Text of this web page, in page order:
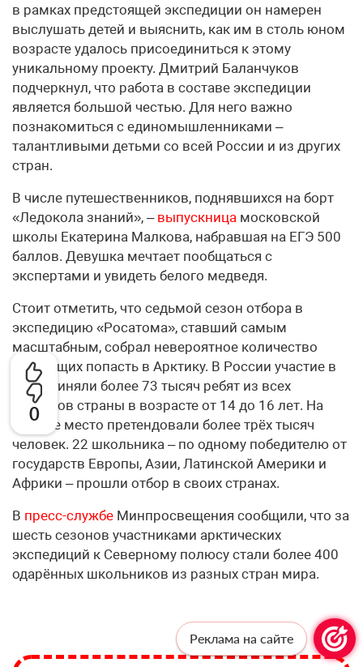
0
в рамках предстоящей экспедиции он намерен
выслушать детей и выяснить, как им в столь юном
возрасте удалось присоединиться к этому
уникальному проекту. Дмитрий Баланчуков
подчеркнул, что работа в составе экспедиции
является большой честью. Для него важно
познакомиться с единомышленниками –
талантливыми детьми со всей России и из других
стран.
В числе путешественников, поднявшихся на борт
«Ледокола знаний», – выпускница московской
школы Екатерина Малкова, набравшая на ЕГЭ 500
баллов. Девушка мечтает пообщаться с
экспертами и увидеть белого медведя.
Стоит отметить, что седьмой сезон отбора в
экспедицию «Росатома», ставший самым
масштабным, собрал невероятное количество
желающих попасть в Арктику. В России участие в
нём приняли более 73 тысяч ребят из всех
регионов страны в возрасте от 14 до 16 лет. На
каждое место претендовали более трёх тысяч
человек. 22 школьника – по одному победителю от
государств Европы, Азии, Латинской Америки и
Африки – прошли отбор в своих странах.
В пресс-службе Минпросвещения сообщили, что за
шесть сезонов участниками арктических
экспедиций к Северному полюсу стали более 400
одарённых школьников из разных стран мира.
Реклама на сайте